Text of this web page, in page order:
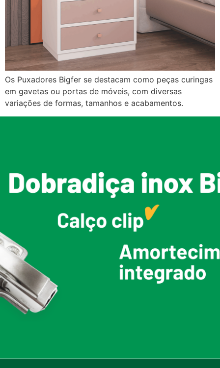
Os Puxadores Bigfer se destacam como peças curingas
em gavetas ou portas de móveis, com diversas
variações de formas, tamanhos e acabamentos.